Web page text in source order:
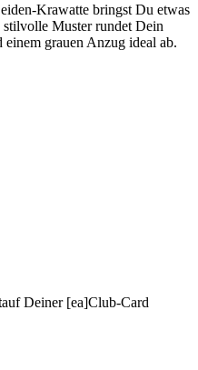
Krawatte bringst Du etwas
Muster rundet Dein
grauen Anzug ideal ab.
auf Deiner [ea]Club-Card